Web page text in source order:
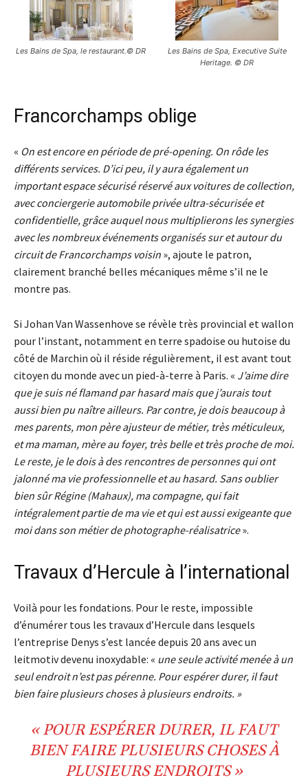
Les Bains de Spa, le restaurant.© DR
Les Bains de Spa, Executive Suite
Heritage. © DR
Francorchamps oblige
« On est encore en période de pré-opening. On rôde les
différents services. D’ici peu, il y aura également un
important espace sécurisé réservé aux voitures de collection,
avec conciergerie automobile privée ultra-sécurisée et
confidentielle, grâce auquel nous multiplierons les synergies
avec les nombreux événements organisés sur et autour du
circuit de Francorchamps voisin », ajoute le patron,
clairement branché belles mécaniques même s’il ne le
montre pas.
Si Johan Van Wassenhove se révèle très provincial et wallon
pour l’instant, notamment en terre spadoise ou hutoise du
côté de Marchin où il réside régulièrement, il est avant tout
citoyen du monde avec un pied-à-terre à Paris. « J’aime dire
que je suis né flamand par hasard mais que j’aurais tout
aussi bien pu naître ailleurs. Par contre, je dois beaucoup à
mes parents, mon père ajusteur de métier, très méticuleux,
et ma maman, mère au foyer, très belle et très proche de moi.
Le reste, je le dois à des rencontres de personnes qui ont
jalonné ma vie professionnelle et au hasard. Sans oublier
bien sûr Régine (Mahaux), ma compagne, qui fait
intégralement partie de ma vie et qui est aussi exigeante que
moi dans son métier de photographe-réalisatrice».
Travaux d’Hercule à l’international
Voilà pour les fondations. Pour le reste, impossible
d’énumérer tous les travaux d’Hercule dans lesquels
l’entreprise Denys s’est lancée depuis 20 ans avec un
leitmotiv devenu inoxydable: « une seule activité menée à un
seul endroit n’est pas pérenne. Pour espérer durer, il faut
bien faire plusieurs choses à plusieurs endroits. »
« POUR ESPÉRERDURER, IL FAUT
BIEN FAIREPLUSIEURS CHOSESÀ
PLUSIEURSENDROITS»